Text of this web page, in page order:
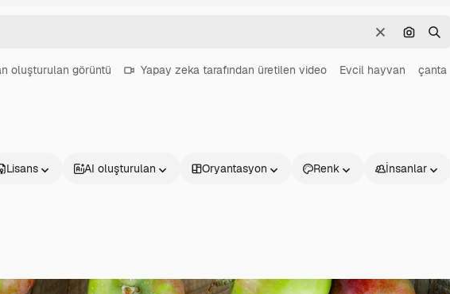
Temizlemek
oluşturulan görüntü Yapay zeka tarafından üretilen video Evcil hayvan çanta
Lisans AI oluşturulan Oryantasyon Renk İnsanlar